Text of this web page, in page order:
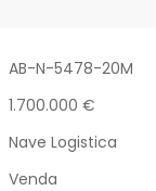
AB-N-5478-20M
1.700.000 €
Nave Logistica
Venda